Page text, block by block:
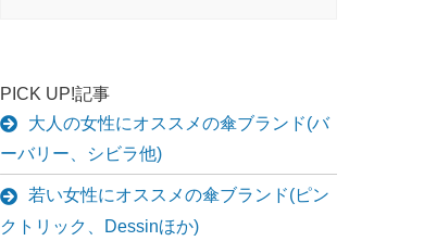
PICK UP!記事
大人の女性にオススメの傘ブランド(バ
ーバリー、シビラ他)
若い女性にオススメの傘ブランド(ピン
クトリック、Dessinほか)